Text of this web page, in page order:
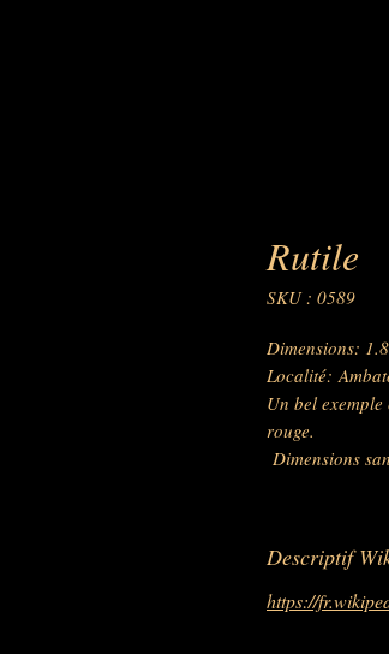
Rutile
SKU : 0589
Dimensions:
Localité:
Un bel
rouge.
Dimensions
Descriptif
https://